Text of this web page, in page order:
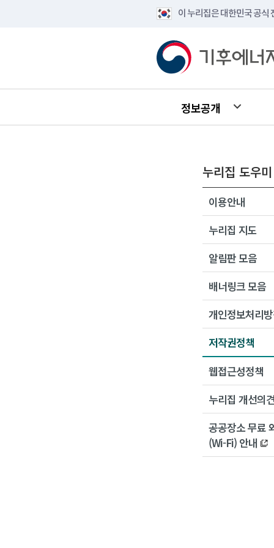
이 누리집은 대한민국 공식
정보공개
누리집 도우미
이용안내
누리집 지도
알림판 모음
배너링크 모음
개인정보처리
저작권정책
웹접근성정책
누리집 개선의
공공장소 무료
(Wi-Fi) 안내